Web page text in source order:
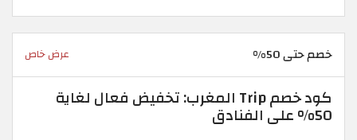
خصم حتى 50% عرض خاص
كود خصم Trip المغرب: تخفيض فعال لغاية
50% على الفنادق